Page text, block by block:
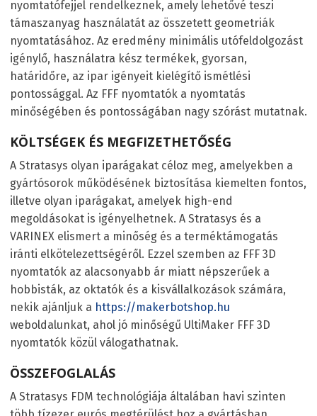
nyomtatófejjel rendelkeznek, amely lehetővé teszi
támaszanyag használatát az összetett geometriák
nyomtatásához. Az eredmény minimális utófeldolgozást
igénylő, használatra kész termékek, gyorsan,
határidőre, az ipar igényeit kielégítő ismétlési
pontossággal. Az FFF nyomtatók a nyomtatás
minőségében és pontosságában nagy szórást mutatnak.
KÖLTSÉGEK ÉS MEGFIZETHETŐSÉG
A Stratasys olyan iparágakat céloz meg, amelyekben a
gyártósorok működésének biztosítása kiemelten fontos,
illetve olyan iparágakat, amelyek high-end
megoldásokat is igényelhetnek. A Stratasys és a
VARINEX elismert a minőség és a terméktámogatás
iránti elkötelezettségéről. Ezzel szemben az FFF 3D
nyomtatók az alacsonyabb ár miatt népszerűek a
hobbisták, az oktatók és a kisvállalkozások számára,
nekik ajánljuk a https://makerbotshop.hu
weboldalunkat, ahol jó minőségű UltiMaker FFF 3D
nyomtatók közül válogathatnak.
ÖSSZEFOGLALÁS
A Stratasys FDM technológiája általában havi szinten